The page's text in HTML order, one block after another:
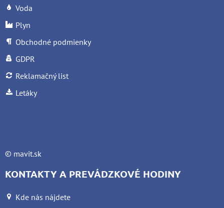
Voda
Plyn
Obchodné podmienky
GDPR
Reklamačný list
Letáky
© mavit.sk
KONTAKTY A PREVÁDZKOVÉ HODINY
Kde nás nájdete